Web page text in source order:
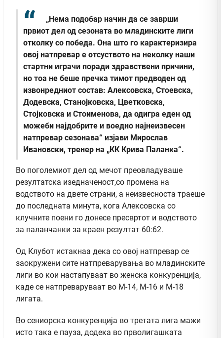
„Нема подобар начин да се заврши
првиот дел од сезоната во младинските лиги
отколку со победа. Она што го карактеризира
овој натпревар е отсуството на неколку наши
стартни играчи поради здравствени причини,
но тоа не беше пречка тимот предводен од
извонредниот состав: Алексовска, Стоевска,
Додевска, Станојковска, Цветковска,
Стојковска и Стоименова, да одигра еден од
можеби најдобрите и воедно најнеизвесен
натпревар сезонава“ изјави Мирослав
Ивановски, тренер на „КК Крива Паланка“.
Во поголемиот дел од мечот преовладуваше
резултатска изедначеност,со промена на
водството на двете страни, а неизвесноста траеше
до последната минута, кога Алексовска со
клучните поени го донесе пресвртот и водството
за паланчанки за краен резултат 60:62.
Од Клубот истакнаа дека со овој натпревар се
заокружени сите натпреварувања во младинските
лиги во кои настапуваат во женска конкуренција,
каде се натпреваруваат во М-14, М-16 и М-18
лигата.
Во сениорска конкуренција во третата лига мажи
исто така е пауза, додека во прволигашката